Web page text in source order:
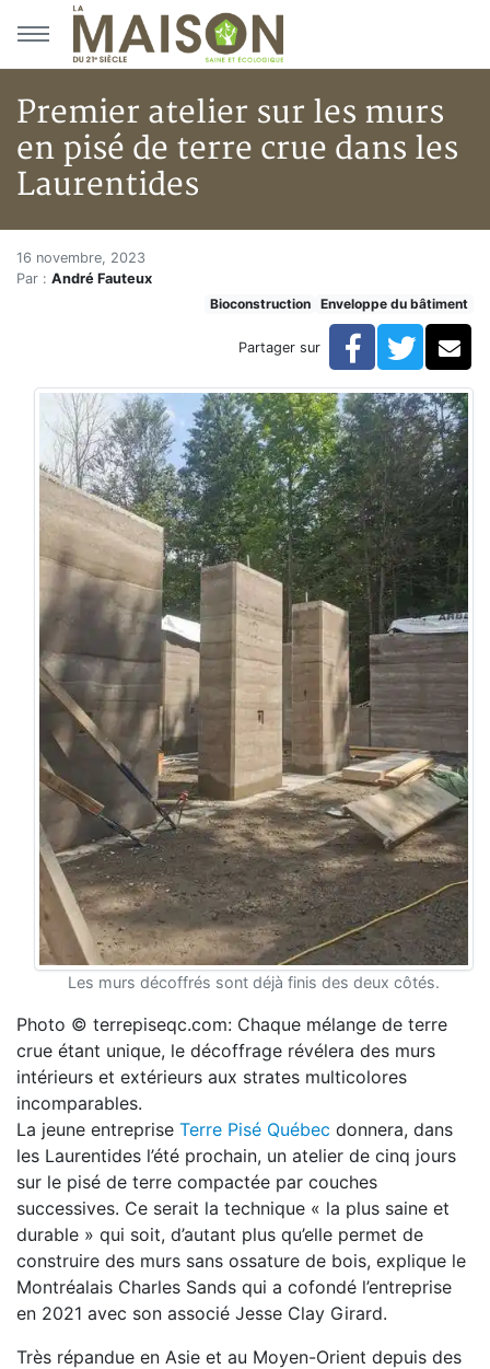
Aller au menu principal
Aller au contenu principal
Premier atelier sur les murs
en pisé de terre crue dans les
Laurentides
Accueil
Articles
Premier atelier sur les murs en pisé de terre crue
Premier atelier sur les murs
16 novembre, 2023
Par : André Fauteux
Bioconstruction
Enveloppe du bâtiment
Partager sur Facebook
Les murs décoffrés sont déjà finis des deux côtés.
Photo © terrepiseqc.com: Chaque mélange de terre
crue étant unique, le décoffrage révélera des murs
intérieurs et extérieurs aux strates multicolores
incomparables.
La jeune entreprise Terre Pisé Québec donnera, dans
les Laurentides l’été prochain, un atelier de cinq jours
sur le pisé de terre compactée par couches
successives. Ce serait la technique « la plus saine et
durable » qui soit, d’autant plus qu’elle permet de
construire des murs sans ossature de bois, explique le
Montréalais Charles Sands qui a cofondé l’entreprise
en 2021 avec son associé Jesse Clay Girard.
Très répandue en Asie et au Moyen-Orient depuis des